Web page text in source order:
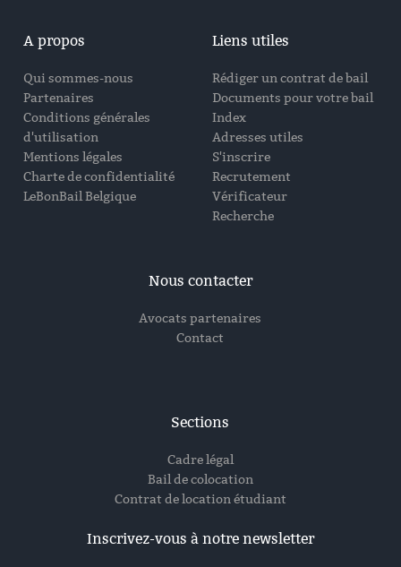
A propos
Qui sommes-nous
Partenaires
Conditions générales
d'utilisation
Mentions légales
Charte de confidentialité
LeBonBail Belgique
Liens utiles
Rédiger un contrat de bail
Documents pour votre bail
Index
Adresses utiles
S'inscrire
Recrutement
Vérificateur
Recherche
Nous contacter
Avocats partenaires
Contact
Sections
Cadre légal
Bail de colocation
Contrat de location étudiant
Inscrivez-vous à notre newsletter